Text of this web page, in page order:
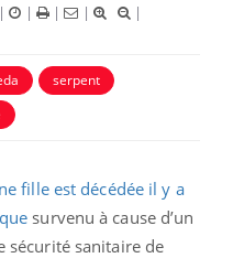
| | | |
|
serpent
fille est décédée il y a
survenu à cause d’un
sécurité sanitaire de